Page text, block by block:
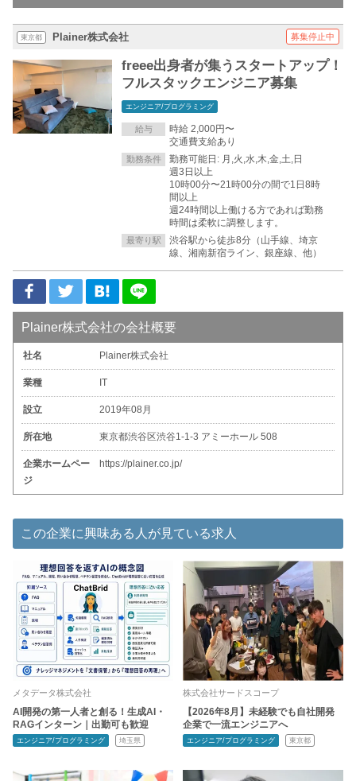
東京都 Plainer株式会社 募集停止中
freee出身者が集うスタートアップ！
フルスタックエンジニア募集
エンジニア/プログラミング
給与
時給 2,000円〜
交通費支給あり
勤務条件
勤務可能日: 月,火,水,木,金,土,日
週3日以上
10時00分〜21時00分の間で1日8時
間以上
週24時間以上働ける方であれば勤務
時間は柔軟に調整します。
最寄り駅
渋谷駅から徒歩8分（山手線、埼京
線、湘南新宿ライン、銀座線、他）
Plainer株式会社の会社概要
社名 Plainer株式会社
業種 IT
設立 2019年08月
所在地 東京都渋谷区渋谷1-1-3 アミーホール 508
企業ホームペー
ジ
https://plainer.co.jp/
この企業に興味ある人が見ている求人
メタデータ株式会社
AI開発の第一人者と創る！生成AI・
RAGインターン｜出勤可も歓迎
エンジニア/プログラミング 埼玉県
株式会社サードスコープ
【2026年8月】未経験でも自社開発
企業で一流エンジニアへ
エンジニア/プログラミング 東京都